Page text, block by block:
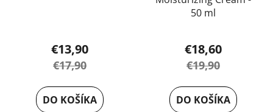
€13,90
€17,90
DO KOŠÍKA
50 ml
hodnotenie
produktu
je
5,0
€18,60
€19,90
DO KOŠÍKA